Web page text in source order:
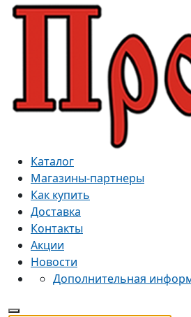
Каталог
Магазины-партнеры
Как купить
Доставка
Контакты
Акции
Новости
Дополнительная